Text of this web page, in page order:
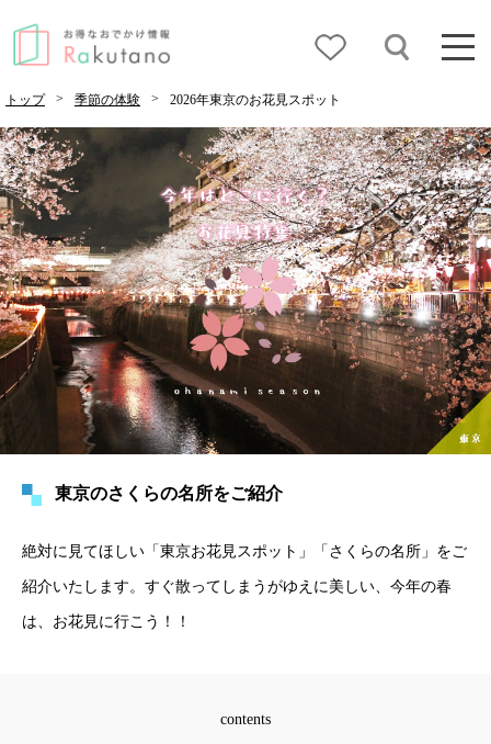
トップ > 季節の体験 > 2026年東京のお花見スポット
東京のさくらの名所をご紹介
絶対に見てほしい「東京お花見スポット」「さくらの名所」をご
紹介いたします。すぐ散ってしまうがゆえに美しい、今年の春
は、お花見に行こう！！
contents